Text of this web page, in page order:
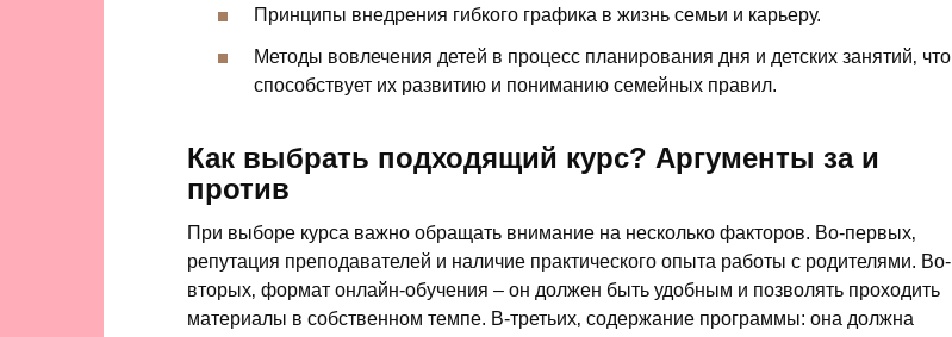
Принципы внедрения гибкого графика в жизнь семьи и карьеру.
Методы вовлечения детей в процесс планирования дня и детских занятий‚ что
способствует их развитию и пониманию семейных правил.
Как выбрать подходящий курс? Аргументы за и
против
При выборе курса важно обращать внимание на несколько факторов. Во-первых‚
репутация преподавателей и наличие практического опыта работы с родителями. Во-
вторых‚ формат онлайн-обучения – он должен быть удобным и позволять проходить
материалы в собственном темпе. В-третьих‚ содержание программы: она должна